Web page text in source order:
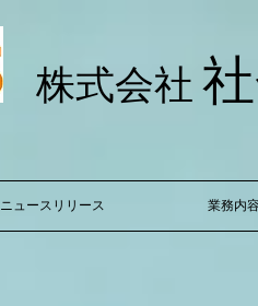
株式会社
ニュースリリース 業務内